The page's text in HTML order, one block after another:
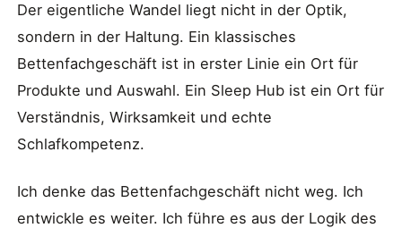
Der eigentliche Wandel liegt nicht in der Optik,
sondern in der Haltung. Ein klassisches
Bettenfachgeschäft ist in erster Linie ein Ort für
Produkte und Auswahl. Ein Sleep Hub ist ein Ort für
Verständnis, Wirksamkeit und echte
Schlafkompetenz.
Ich denke das Bettenfachgeschäft nicht weg. Ich
entwickle es weiter. Ich führe es aus der Logik des